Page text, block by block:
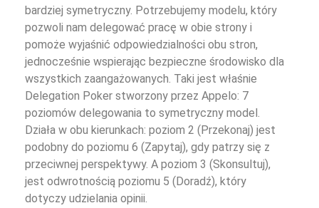
bardziej symetryczny. Potrzebujemy modelu, który
pozwoli nam delegować pracę w obie strony i
pomoże wyjaśnić odpowiedzialności obu stron,
jednocześnie wspierając bezpieczne środowisko dla
wszystkich zaangażowanych. Taki jest właśnie
Delegation Poker stworzony przez Appelo: 7
poziomów delegowania to symetryczny model.
Działa w obu kierunkach: poziom 2 (Przekonaj) jest
podobny do poziomu 6 (Zapytaj), gdy patrzy się z
przeciwnej perspektywy. A poziom 3 (Skonsultuj),
jest odwrotnością poziomu 5 (Doradź), który
dotyczy udzielania opinii.